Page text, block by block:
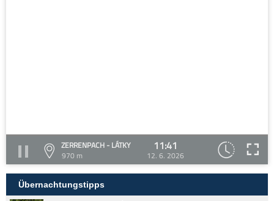
ZERRENPACH - LÁTKY
970 m
11:41
12. 6. 2026
Übernachtungstipps